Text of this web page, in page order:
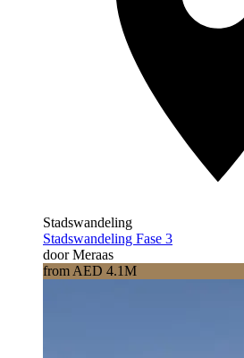
Stadswandeling
Stadswandeling Fase 3
door Meraas
from AED 4.1M